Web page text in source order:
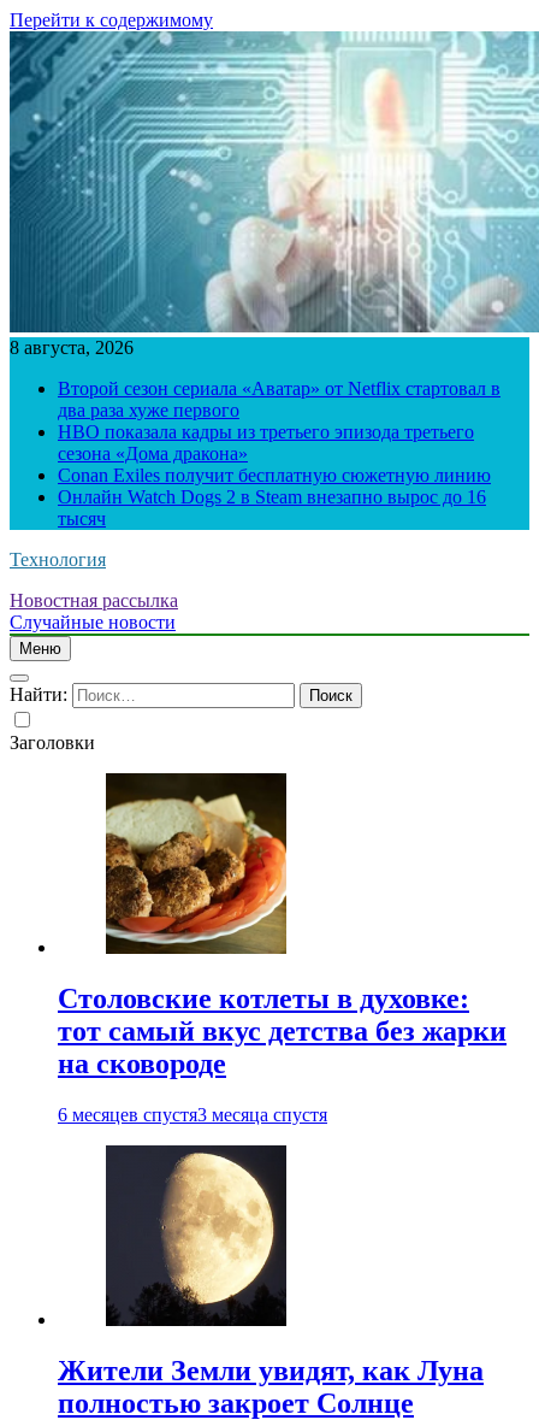
Перейти к содержимому
8 августа, 2026
Второй сезон сериала «Аватар» от Netflix стартовал в
два раза хуже первого
HBO показала кадры из третьего эпизода третьего
сезона «Дома дракона»
Conan Exiles получит бесплатную сюжетную линию
Онлайн Watch Dogs 2 в Steam внезапно вырос до 16
тысяч
Технология
Новостная рассылка
Случайные новости
Меню
Найти:
Заголовки
Столовские котлеты в духовке:
тот самый вкус детства без жарки
на сковороде
6 месяцев спустя3 месяца спустя
Жители Земли увидят, как Луна
полностью закроет Солнце